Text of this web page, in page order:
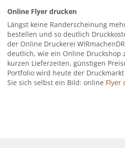
Online Flyer drucken
Längst keine Randerscheinung
bestellen und so deutlich
der Online Druckerei
deutlich, wie ein Online
kurzen Lieferzeiten, günstigen
Portfolio wird heute der
Sie sich selbst ein Bild: online Flyer